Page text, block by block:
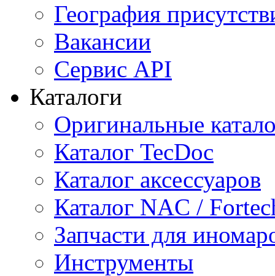
География
Вакансии
Сервис API
Каталоги
Оригинальные
Каталог TecDoc
Каталог аксессуаров
Каталог NAC /
Запчасти для
Инструменты